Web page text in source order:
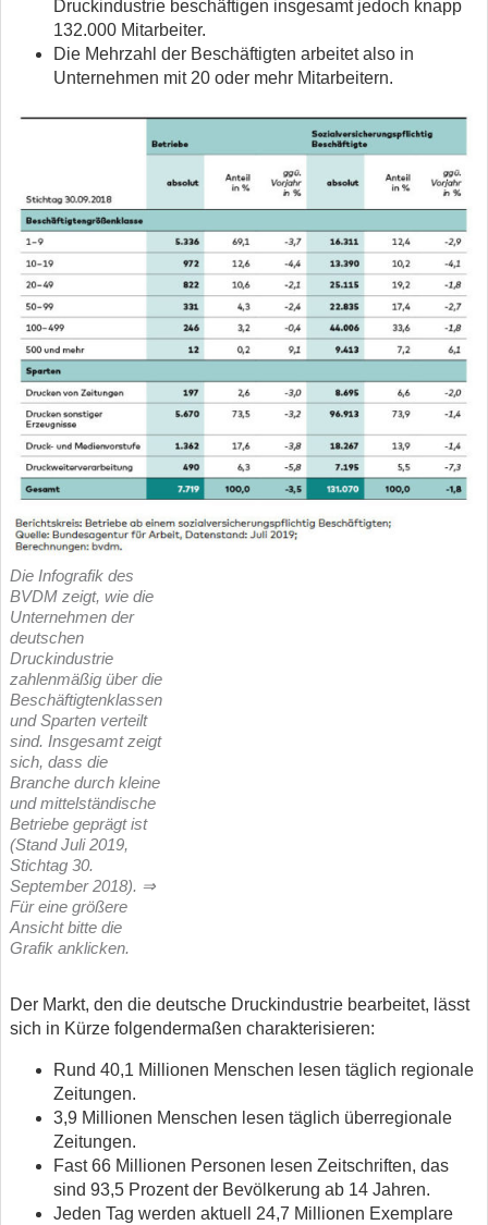
Druckindustrie beschäftigen insgesamt jedoch knapp
132.000 Mitarbeiter.
Die Mehrzahl der Beschäftigten arbeitet also in
Unternehmen mit 20 oder mehr Mitarbeitern.
Die Infografik des
BVDM zeigt, wie die
Unternehmen der
deutschen
Druckindustrie
zahlenmäßig über die
Beschäftigtenklassen
und Sparten verteilt
sind. Insgesamt zeigt
sich, dass die
Branche durch kleine
und mittelständische
Betriebe geprägt ist
(Stand Juli 2019,
Stichtag 30.
September 2018). ⇒
Für eine größere
Ansicht bitte die
Grafik anklicken.
Der Markt, den die deutsche Druckindustrie bearbeitet, lässt
sich in Kürze folgendermaßen charakterisieren:
Rund 40,1 Millionen Menschen lesen täglich regionale
Zeitungen.
3,9 Millionen Menschen lesen täglich überregionale
Zeitungen.
Fast 66 Millionen Personen lesen Zeitschriften, das
sind 93,5 Prozent der Bevölkerung ab 14 Jahren.
Jeden Tag werden aktuell 24,7 Millionen Exemplare